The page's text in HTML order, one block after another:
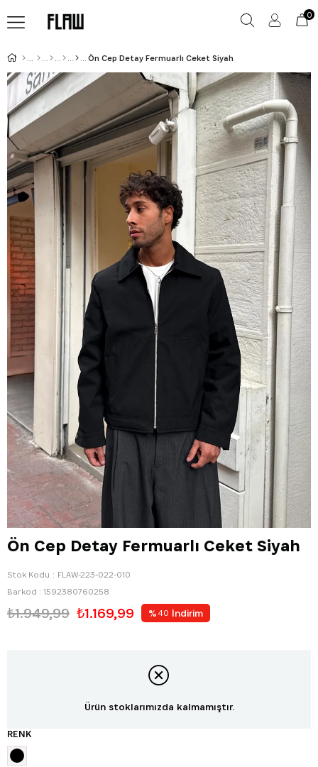
0
Ön Cep Detay Fermuarlı Ceket Siyah
Ön Cep Detay Fermuarlı Ceket Siyah
Stok Kodu
FLAW-223-022-010
Barkod : 1592380760258
₺1.949,99 ₺1.169,99 % 40 İndirim
Ürün stoklarımızda kalmamıştır.
RENK